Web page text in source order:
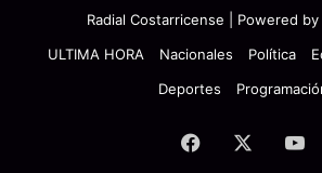
Radial Costarricense | Powered by
ULTIMA HORA
Nacionales Política
Deportes
Facebook